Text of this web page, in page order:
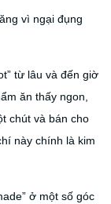
vì ngại đụng
từ lâu và đến giờ
ăn thấy ngon,
chút và bán cho
này chính là kim
ở một số góc